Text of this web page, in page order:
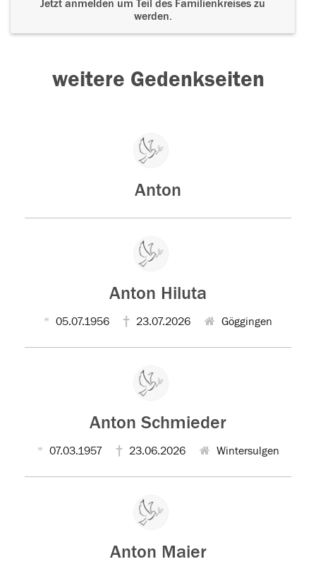
Jetzt anmelden um Teil des Familienkreises zu
werden.
weitere Gedenkseiten
Anton
Anton Hiluta
05.07.1956 23.07.2026 Göggingen
Anton Schmieder
07.03.1957 23.06.2026 Wintersulgen
Anton Maier